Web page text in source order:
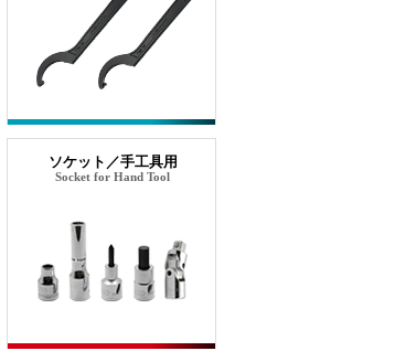
ソケット／手工具用
Socket for Hand Tool